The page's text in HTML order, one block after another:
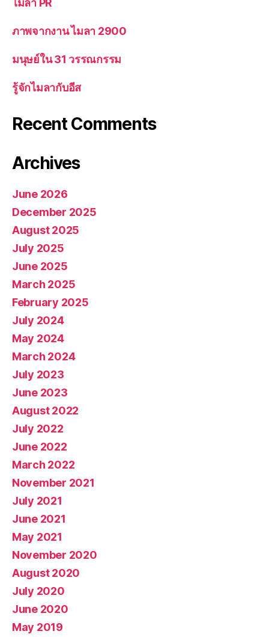
ไมลา PR
ภาพจากงาน ไมลา 2900
มนุษย์ใน 31 วรรณกรรม
รู้จักไมลากับอีส
Recent Comments
Archives
June 2026
December 2025
August 2025
July 2025
June 2025
March 2025
February 2025
July 2024
May 2024
March 2024
July 2023
June 2023
August 2022
July 2022
June 2022
March 2022
November 2021
July 2021
June 2021
May 2021
November 2020
August 2020
July 2020
June 2020
May 2019